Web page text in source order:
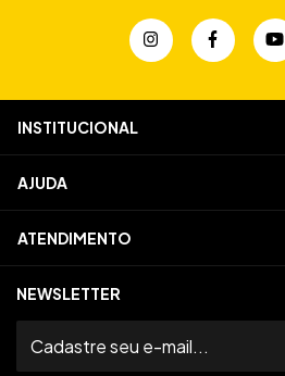
INSTITUCIONAL
AJUDA
ATENDIMENTO
NEWSLETTER